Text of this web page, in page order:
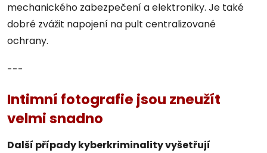
mechanického zabezpečení a elektroniky. Je také
dobré zvážit napojení na pult centralizované
ochrany.
---
Intimní fotografie jsou zneužít
velmi snadno
Další případy kyberkriminality vyšetřují